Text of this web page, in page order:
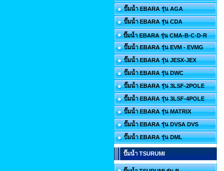
ปั๊มน้ำ EBARA รุ่น AGA
ปั๊มน้ำ EBARA รุ่น CDA
ปั๊มน้ำ EBARA รุ่น CMA-B-C-D-R
ปั๊มน้ำ EBARA รุ่น EVM - EVMG
ปั๊มน้ำ EBARA รุ่น JESX-JEX
ปั๊มน้ำ EBARA รุ่น DWC
ปั๊มน้ำ EBARA รุ่น 3LSF-2POLE
ปั๊มน้ำ EBARA รุ่น 3LSF-4POLE
ปั๊มน้ำ EBARA รุ่น MATRIX
ปั๊มน้ำ EBARA รุ่น DVSA DVS
ปั๊มน้ำ EBARA รุ่น DML
ปั๊มน้ำ TSURUMI